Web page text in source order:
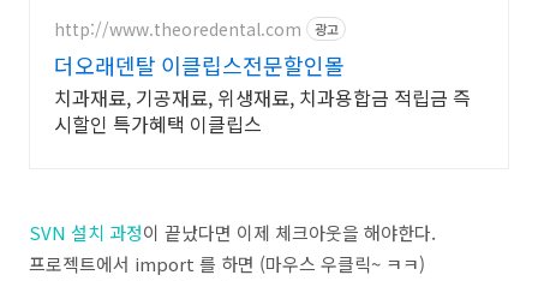
팡에서!
http://www.theoredental.com 광고
더오래덴탈 이클립스전문할인몰
치과재료, 기공재료, 위생재료, 치과용합금 적립금 즉
시할인 특가혜택 이클립스
SVN 설치 과정이 끝났다면 이제 체크아웃을 해야한다.
프로젝트에서 import 를 하면 (마우스 우클릭~ ㅋㅋ)